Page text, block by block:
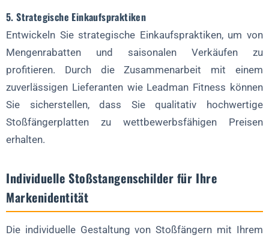
5. Strategische Einkaufspraktiken
Entwickeln Sie strategische Einkaufspraktiken, um von
Mengenrabatten und saisonalen Verkäufen zu
profitieren. Durch die Zusammenarbeit mit einem
zuverlässigen Lieferanten wie Leadman Fitness können
Sie sicherstellen, dass Sie qualitativ hochwertige
Stoßfängerplatten zu wettbewerbsfähigen Preisen
erhalten.
Individuelle Stoßstangenschilder für Ihre
Markenidentität
Die individuelle Gestaltung von Stoßfängern mit Ihrem